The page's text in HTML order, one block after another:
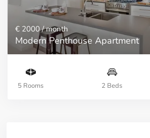
€ 2000/ month
Modern Penthouse Apartment
5 Rooms 2 Beds